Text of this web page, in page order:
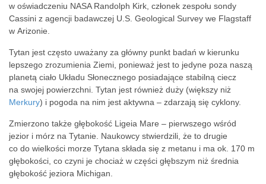
w oświadczeniu NASA Randolph Kirk, członek zespołu sondy
Cassini z agencji badawczej U.S. Geological Survey we Flagstaff
w Arizonie.
Tytan jest często uważany za główny punkt badań w kierunku
lepszego zrozumienia Ziemi, ponieważ jest to jedyne poza naszą
planetą ciało Układu Słonecznego posiadające stabilną ciecz
na swojej powierzchni. Tytan jest również duży (większy niż
Merkury) i pogoda na nim jest aktywna – zdarzają się cyklony.
Zmierzono także głębokość Ligeia Mare – pierwszego wśród
jezior i mórz na Tytanie. Naukowcy stwierdzili, że to drugie
co do wielkości morze Tytana składa się z metanu i ma ok. 170 m
głębokości, co czyni je chociaż w części głębszym niż średnia
głębokość jeziora Michigan.